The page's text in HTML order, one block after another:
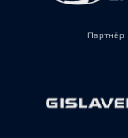
Партнёр